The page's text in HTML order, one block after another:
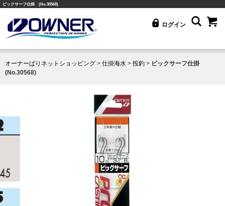
ビックサーフ仕掛 (No.30568)
ログイン
オーナーばりネットショッピング > 仕掛海水 > 投釣 > ビックサーフ仕掛
(No.30568)